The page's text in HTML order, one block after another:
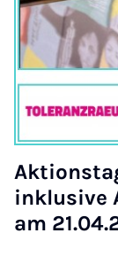
inklusive
am